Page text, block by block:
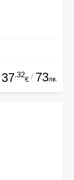
37.32
€ / 73лв.